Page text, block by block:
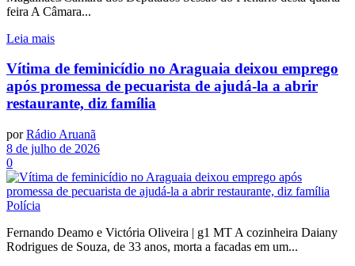
feira A Câmara...
Leia mais
Vítima de feminicídio no Araguaia deixou emprego
após promessa de pecuarista de ajudá-la a abrir
restaurante, diz família
por Rádio Aruanã
8 de julho de 2026
0
Polícia
Fernando Deamo e Victória Oliveira | g1 MT A cozinheira Daiany
Rodrigues de Souza, de 33 anos, morta a facadas em um...